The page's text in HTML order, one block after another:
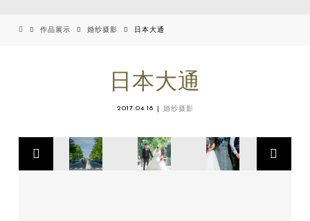
作品展示 婚纱摄影 日本大通
日本大通
2017.04.18 婚纱摄影